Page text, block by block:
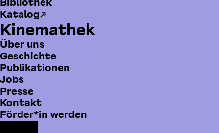
Bibliothek
Katalog
Kinemathek
Über uns
Geschichte
Publikationen
Jobs
Presse
B
o
t
Kontakt
Förder*in werden